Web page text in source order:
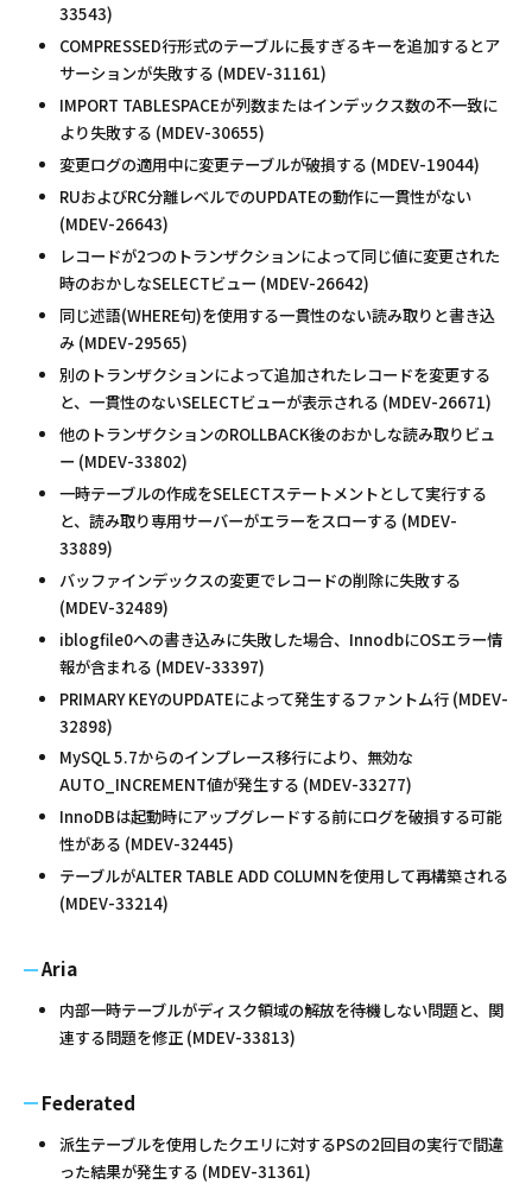
33543)
COMPRESSED行形式のテーブルに長すぎるキーを追加するとア
サーションが失敗する (MDEV-31161)
IMPORT TABLESPACEが列数またはインデックス数の不一致に
より失敗する (MDEV-30655)
変更ログの適用中に変更テーブルが破損する (MDEV-19044)
RUおよびRC分離レベルでのUPDATEの動作に一貫性がない
(MDEV-26643)
レコードが2つのトランザクションによって同じ値に変更された
時のおかしなSELECTビュー (MDEV-26642)
同じ述語(WHERE句)を使用する一貫性のない読み取りと書き込
み (MDEV-29565)
別のトランザクションによって追加されたレコードを変更する
と、一貫性のないSELECTビューが表示される (MDEV-26671)
他のトランザクションのROLLBACK後のおかしな読み取りビュ
ー (MDEV-33802)
一時テーブルの作成をSELECTステートメントとして実行する
と、読み取り専用サーバーがエラーをスローする (MDEV-
33889)
バッファインデックスの変更でレコードの削除に失敗する
(MDEV-32489)
iblogfile0への書き込みに失敗した場合、InnodbにOSエラー情
報が含まれる (MDEV-33397)
PRIMARY KEYのUPDATEによって発生するファントム行 (MDEV-
32898)
MySQL 5.7からのインプレース移行により、無効な
AUTO_INCREMENT値が発生する (MDEV-33277)
InnoDBは起動時にアップグレードする前にログを破損する可能
性がある (MDEV-32445)
テーブルがALTER TABLE ADD COLUMNを使用して再構築される
(MDEV-33214)
Aria
内部一時テーブルがディスク領域の解放を待機しない問題と、関
連する問題を修正 (MDEV-33813)
Federated
派生テーブルを使用したクエリに対するPSの2回目の実行で間違
った結果が発生する (MDEV-31361)